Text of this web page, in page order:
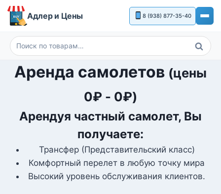
Перейти
Адлер и Цены 8 (938) 877-35-40
Искать:
Поиск
Аренда самолетов (цены
0₽ - 0₽)
Арендуя частный самолет, Вы
получаете:
Трансфер (Представительский класс)
Комфортный перелет в любую точку мира
Высокий уровень обслуживания клиентов.